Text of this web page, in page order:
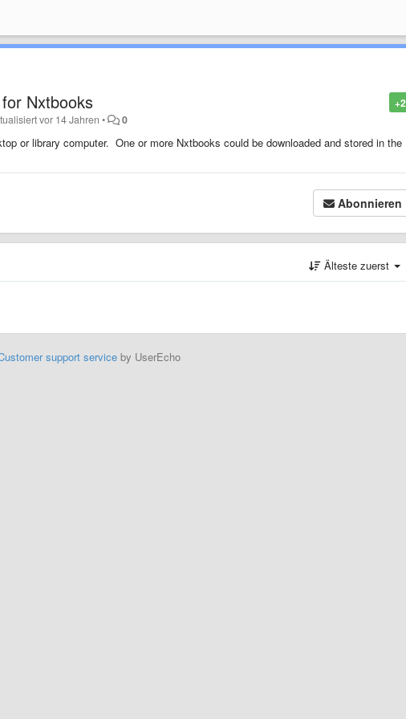
+2
Nxtbooks
vor 14 Jahren • 0
or library computer. One or more Nxtbooks could be downloaded and stored in the
Abonnieren
Älteste zuerst
support serviceby UserEcho